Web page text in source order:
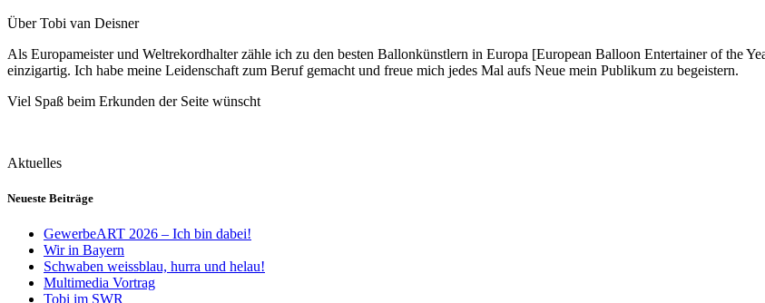
Über Tobi van Deisner
Als Europameister und Weltrekordhalter zähle ich zu den besten Ballonkünstlern in Europa [European Balloon Entertainer of the
einzigartig. Ich habe meine Leidenschaft zum Beruf gemacht und freue mich jedes Mal aufs Neue mein Publikum zu begeistern.
Viel Spaß beim Erkunden der Seite wünscht
Aktuelles
Neueste Beiträge
GewerbeART 2026 – Ich bin dabei!
Wir in Bayern
Schwaben weissblau, hurra und helau!
Multimedia Vortrag
Tobi im SWR